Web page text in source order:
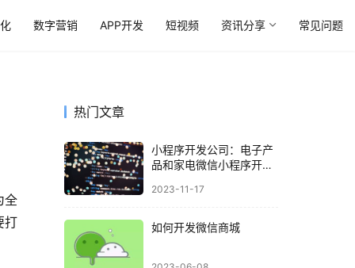
数字营销 APP开发 短视频 资讯分享 常见问题
全
打
热门文章
小程序开发公司：电子产
品和家电微信小程序开发
2023-11-17
如何开发微信商城